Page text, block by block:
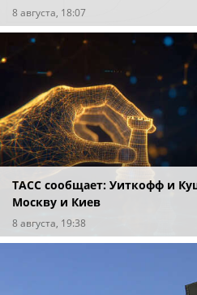
8 августа, 18:07
ТАСС сообщает: Уиткофф и
Москву и Киев
8 августа, 19:38